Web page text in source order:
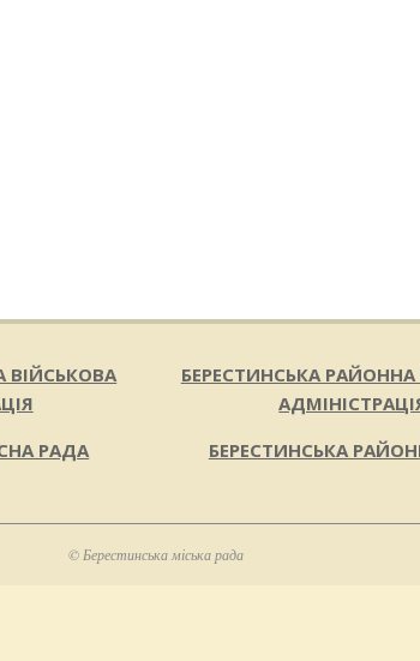
ВІЙСЬКОВА
РАДА
БЕРЕСТИНСЬКА РАЙОННА
БЕРЕСТИНСЬКА
© Берестинська міська рада